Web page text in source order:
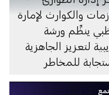
والكوارث لإمارة
ينظِّم ورشة
لتعزيز الجاهزية
للمخاطر